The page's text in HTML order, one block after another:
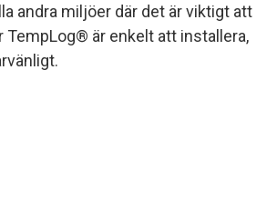
andra miljöer där det är viktigt att
är enkelt att installera,